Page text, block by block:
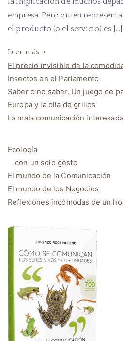
empresa. Pero quien
el producto (o el servicio) es […]
Leer más
El precio invisible de la
Insectos en el Parlamento
Saber o no saber. Un juego de
Europa y la olla de grillos
La mala comunicación interesada
Ecología
con un solo gesto
El mundo de la Comunicación
El mundo de los Negocios
Reflexiones incómodas de un